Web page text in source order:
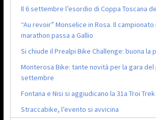
Il 6 settembre l’esordio di Coppa Toscana
“Au revoir” Monselice in Rosa. Il
marathon passa a Gallio
Si chiude il Prealpi Bike Challenge: buona la
Monterosa Bike: tante novità per la gara
settembre
Fontana e Nisi si aggiudicano la 31a Troi Trek
Straccabike, l’evento si avvicina